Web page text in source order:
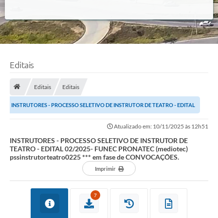
Editais
Editais Editais
INSTRUTORES - PROCESSO SELETIVO DE INSTRUTOR DE TEATRO - EDITAL
02/2025- FUNEC PRONATEC (mediotec) ...
Atualizado em: 10/11/2025 às 12h51
INSTRUTORES - PROCESSO SELETIVO DE INSTRUTOR DE
TEATRO - EDITAL 02/2025- FUNEC PRONATEC (mediotec)
pssinstrutorteatro0225 *** em fase de CONVOCAÇÕES.
Imprimir
7